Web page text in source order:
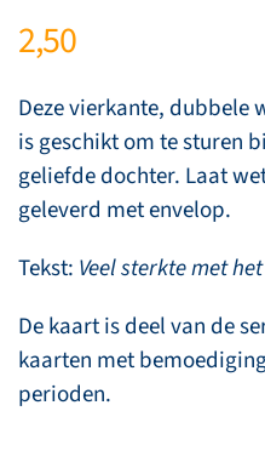
2,50
Deze vierkante, dubbele
is geschikt om te sturen
geliefde dochter. Laat
geleverd met envelop.
Tekst: Veel sterkte met
De kaart is deel van de
kaarten met
perioden.